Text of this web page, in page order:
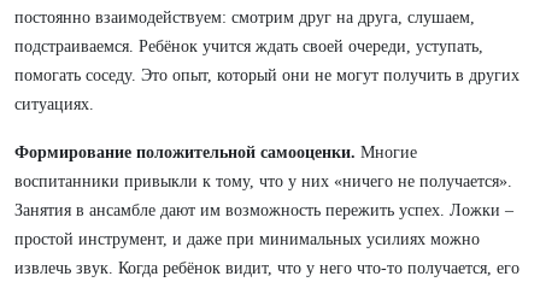
постоянно взаимодействуем: смотрим друг на друга, слушаем,
подстраиваемся. Ребёнок учится ждать своей очереди, уступать,
помогать соседу. Это опыт, который они не могут получить в других
ситуациях.
Формирование положительной самооценки. Многие
воспитанники привыкли к тому, что у них «ничего не получается».
Занятия в ансамбле дают им возможность пережить успех. Ложки –
простой инструмент, и даже при минимальных усилиях можно
извлечь звук. Когда ребёнок видит, что у него что-то получается, его